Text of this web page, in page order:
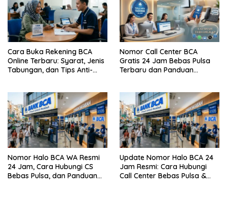
Cara Buka Rekening BCA
Online Terbaru: Syarat, Jenis
Tabungan, dan Tips Anti-
Nomor Call Center BCA
Gratis 24 Jam Bebas Pulsa
Terbaru dan Panduan
Nomor Halo BCA WA Resmi
24 Jam, Cara Hubungi CS
Bebas Pulsa, dan Panduan
Update Nomor Halo BCA 24
Jam Resmi: Cara Hubungi
Call Center Bebas Pulsa &